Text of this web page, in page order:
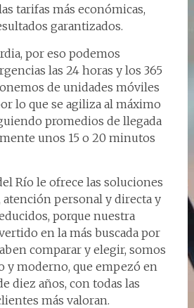
tarifas más económicas,
garantizados.
por eso podemos
las 24 horas y los 365
de unidades móviles
lo que se agiliza al máximo
promedios de llegada
unos 15 o 20 minutos
Río le ofrece las soluciones
atención personal y directa y
porque nuestra
en la más buscada por
comparar y elegir, somos
y moderno, que empezó en
diez años, con todas las
más valoran.